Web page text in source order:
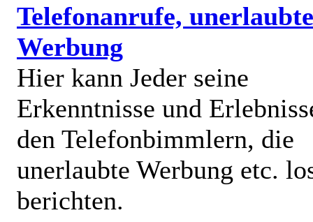
Telefonanrufe, unerlaubte
Werbung
Hier kann Jeder seine
Erkenntnisse und
den Telefonbimmlern, die
unerlaubte Werbung etc.
berichten.